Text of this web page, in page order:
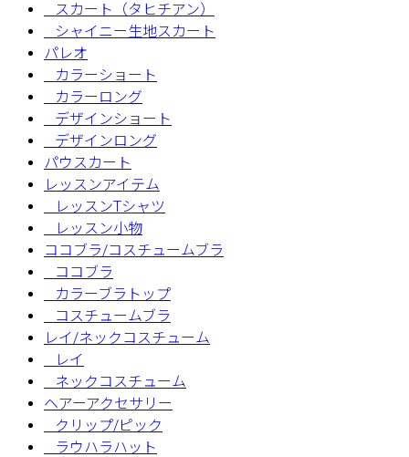
スカート（タヒチアン）
シャイニー生地スカート
パレオ
カラーショート
カラーロング
デザインショート
デザインロング
パウスカート
レッスンアイテム
レッスンTシャツ
レッスン小物
ココブラ/コスチュームブラ
ココブラ
カラーブラトップ
コスチュームブラ
レイ/ネックコスチューム
レイ
ネックコスチューム
ヘアーアクセサリー
クリップ/ピック
ラウハラハット